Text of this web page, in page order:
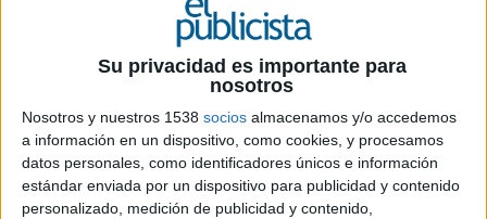
Su privacidad es importante para
nosotros
Nosotros y nuestros 1538 socios almacenamos y/o accedemos
a información en un dispositivo, como cookies, y procesamos
datos personales, como identificadores únicos e información
estándar enviada por un dispositivo para publicidad y contenido
personalizado, medición de publicidad y contenido,
Ficha técnica ‘Reencuentro’
Anunciante: Loterías y Apuestas del Estado
Producto: Lotería Nacional